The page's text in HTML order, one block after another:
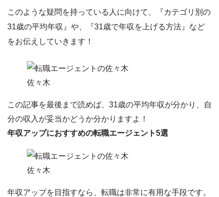
このような疑問を持っている人に向けて、
『カテゴリ別の
31歳の平均年収』 や、 『31歳で年収を上げる方法』 など
をお伝えしていきます！
佐々木
この記事を最後まで読めば、31歳の平均年収が分かり、自
分の収入が妥当かどうか分かりますよ！
年収アップにおすすめの転職エージェント5選
佐々木
年収アップを目指すなら、 転職は非常に有用な手段です。